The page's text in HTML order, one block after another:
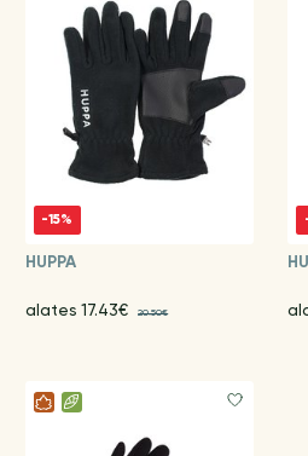
-15%
HUPPA
alates 17.43€ 20.50€